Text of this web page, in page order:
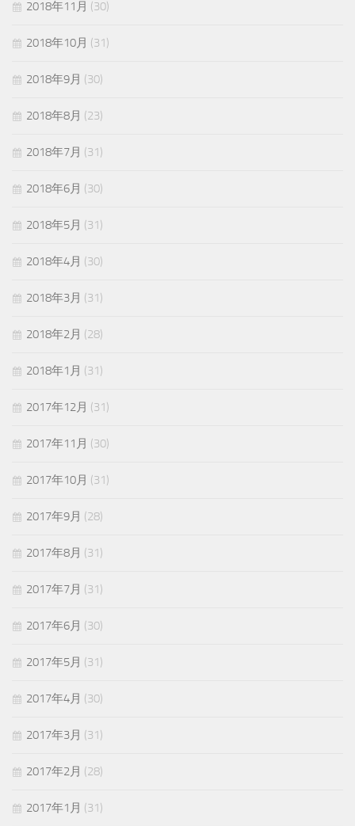
2018年11月 (30)
2018年10月 (31)
2018年9月 (30)
2018年8月 (23)
2018年7月 (31)
2018年6月 (30)
2018年5月 (31)
2018年4月 (30)
2018年3月 (31)
2018年2月 (28)
2018年1月 (31)
2017年12月 (31)
2017年11月 (30)
2017年10月 (31)
2017年9月 (28)
2017年8月 (31)
2017年7月 (31)
2017年6月 (30)
2017年5月 (31)
2017年4月 (30)
2017年3月 (31)
2017年2月 (28)
2017年1月 (31)